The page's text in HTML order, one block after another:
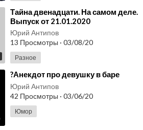
⁣Тайна двенадцати. На самом деле.
Выпуск от 21.01.2020
Юрий Антипов
13 Просмотры · 03/08/20
Разное
⁣?Анекдот про девушку в баре
Юрий Антипов
42 Просмотры · 03/06/20
Юмор